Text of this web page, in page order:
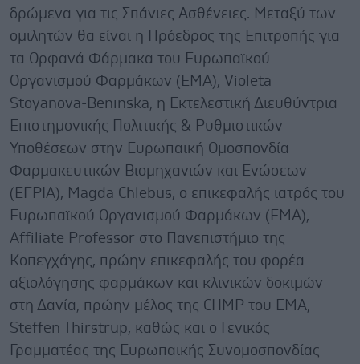
δρώμενα για τις Σπάνιες Ασθένειες. Μεταξύ των
ομιλητών θα είναι η Πρόεδρος της Επιτροπής για
τα Ορφανά Φάρμακα του Ευρωπαϊκού
Οργανισμού Φαρμάκων (ΕΜΑ), Violeta
Stoyanova-Beninska, η Εκτελεστική Διευθύντρια
Επιστημονικής Πολιτικής & Ρυθμιστικών
Υποθέσεων στην Ευρωπαϊκή Ομοσπονδία
Φαρμακευτικών Βιομηχανιών και Ενώσεων
(EFPIA), Magda Chlebus, o επικεφαλής ιατρός του
Ευρωπαϊκού Οργανισμού Φαρμάκων (ΕΜΑ),
Affiliate Professor στο Πανεπιστήμιο της
Κοπεγχάγης, πρώην επικεφαλής του φορέα
αξιολόγησης φαρμάκων και κλινικών δοκιμών
στη Δανία, πρώην μέλος της CHMP του EMA,
Steffen Thirstrup, καθώς και ο Γενικός
Γραμματέας της Ευρωπαϊκής Συνομοσπονδίας